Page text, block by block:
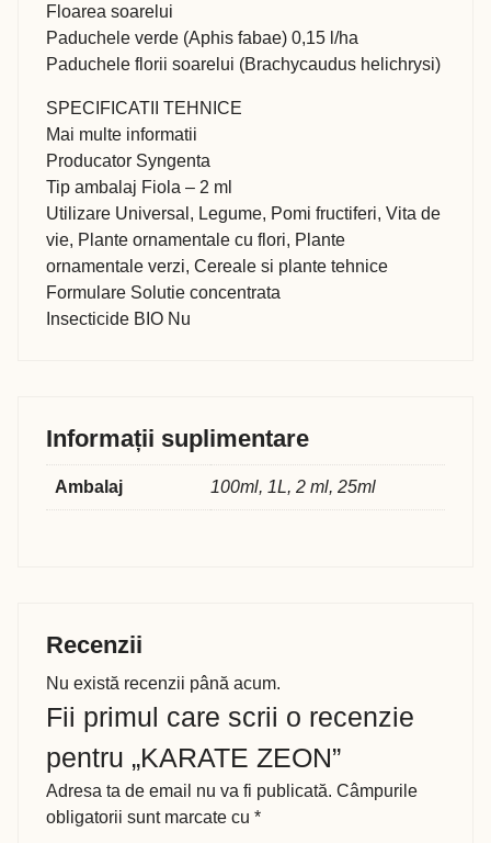
Floarea soarelui
Paduchele verde (Aphis fabae) 0,15 l/ha
Paduchele florii soarelui (Brachycaudus helichrysi)
SPECIFICATII TEHNICE
Mai multe informatii
Producator Syngenta
Tip ambalaj Fiola – 2 ml
Utilizare Universal, Legume, Pomi fructiferi, Vita de
vie, Plante ornamentale cu flori, Plante
ornamentale verzi, Cereale si plante tehnice
Formulare Solutie concentrata
Insecticide BIO Nu
Informații suplimentare
Ambalaj 100ml, 1L, 2 ml, 25ml
Recenzii
Nu există recenzii până acum.
Fii primul care scrii o recenzie
pentru „KARATE ZEON”
Adresa ta de email nu va fi publicată. Câmpurile
obligatorii sunt marcate cu *